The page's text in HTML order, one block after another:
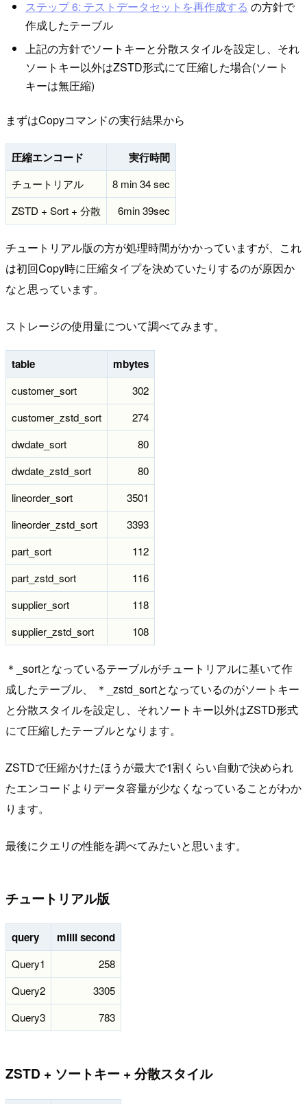
ステップ 6: テストデータセットを再作成する の方針で
作成したテーブル
上記の方針でソートキーと分散スタイルを設定し、それ
ソートキー以外はZSTD形式にて圧縮した場合(ソート
キーは無圧縮)
まずはCopyコマンドの実行結果から
圧縮エンコード 実行時間
チュートリアル
8 min 34 sec
ZSTD + Sort + 分散
6min 39sec
チュートリアル版の方が処理時間がかかっていますが、これ
は初回Copy時に圧縮タイプを決めていたりするのが原因か
なと思っています。
ストレージの使用量について調べてみます。
table mbytes
customer_sort
302
customer_zstd_sort
274
dwdate_sort
80
dwdate_zstd_sort
80
lineorder_sort
3501
lineorder_zstd_sort
3393
part_sort
112
part_zstd_sort
116
supplier_sort
118
supplier_zstd_sort
108
＊_sortとなっているテーブルがチュートリアルに基いて作
成したテーブル、 ＊_zstd_sortとなっているのがソートキー
と分散スタイルを設定し、それソートキー以外はZSTD形式
にて圧縮したテーブルとなります。
ZSTDで圧縮かけたほうが最大で1割くらい自動で決められ
たエンコードよりデータ容量が少なくなっていることがわか
ります。
最後にクエリの性能を調べてみたいと思います。
チュートリアル版
query milli second
Query1
258
Query2
3305
Query3
783
ZSTD + ソートキー + 分散スタイル